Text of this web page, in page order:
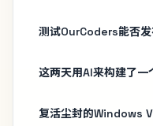
测试OurCoders能否发
这两天用AI来构建了一
复活尘封的Windows